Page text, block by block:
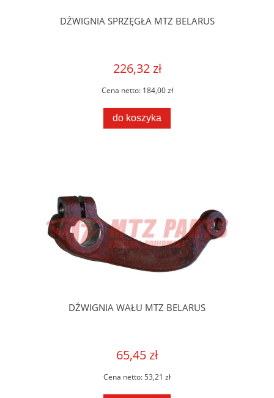
DŹWIGNIA SPRZĘGŁA MTZ BELARUS
226,32 zł
Cena netto: 184,00 zł
do koszyka
DŹWIGNIA WAŁU MTZ BELARUS
65,45 zł
Cena netto:53,21 zł